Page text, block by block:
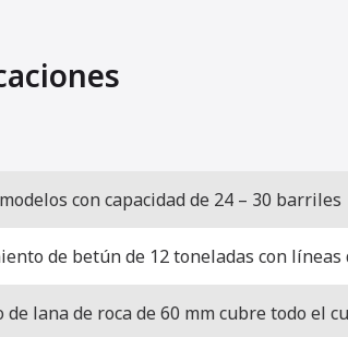
con capacidad de 24 – 30 barriles
de betún de 12 toneladas con líneas
lana de roca de 60 mm cubre todo el